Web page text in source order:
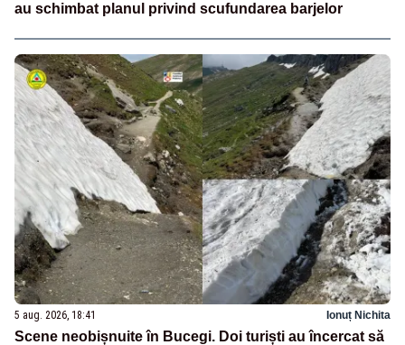
au schimbat planul privind scufundarea barjelor
5 aug. 2026, 18:41 Ionuț Nichita
Scene neobișnuite în Bucegi. Doi turiști au încercat să